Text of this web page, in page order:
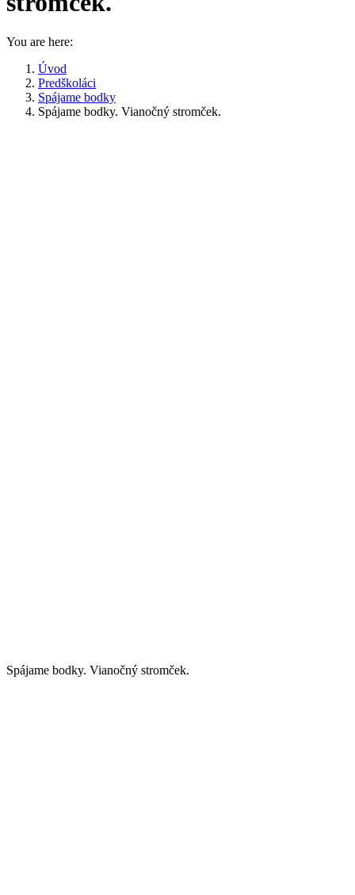
You are here:
Úvod
Predškoláci
Spájame bodky
Spájame bodky. Vianočný stromček.
Spájame bodky. Vianočný stromček.